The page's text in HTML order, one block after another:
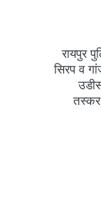
रायपुर
सिरप व